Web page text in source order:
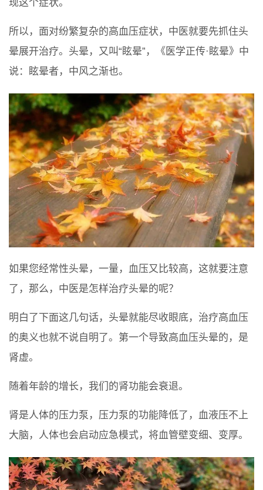
现这个症状。
所以，面对纷繁复杂的高血压症状，中医就要先抓住头
晕展开治疗。头晕，又叫“眩晕”，《医学正传·眩晕》中
说：眩晕者，中风之渐也。
如果您经常性头晕，一量，血压又比较高，这就要注意
了，那么，中医是怎样治疗头晕的呢？
明白了下面这几句话，头晕就能尽收眼底，治疗高血压
的奥义也就不说自明了。第一个导致高血压头晕的，是
肾虚。
随着年龄的增长，我们的肾功能会衰退。
肾是人体的压力泵，压力泵的功能降低了，血液压不上
大脑，人体也会启动应急模式，将血管壁变细、变厚。